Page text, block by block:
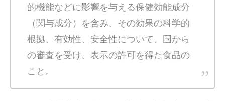
的機能などに影響を与える保健効能成分
（関与成分）を含み、その効果の科学的
根拠、有効性、安全性について、国から
の審査を受け、表示の許可を得た食品の
こと。